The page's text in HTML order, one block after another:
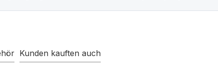
Kunden kauften auch